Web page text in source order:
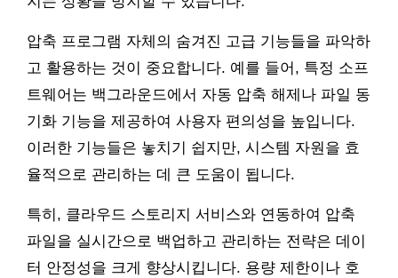
압축 프로그램 자체의 숨겨진 고급 기능들을 파악하
고 활용하는 것이 중요합니다. 예를 들어, 특정 소프
트웨어는 백그라운드에서 자동 압축 해제나 파일 동
기화 기능을 제공하여 사용자 편의성을 높입니다.
이러한 기능들은 놓치기 쉽지만, 시스템 자원을 효
율적으로 관리하는 데 큰 도움이 됩니다.
특히, 클라우드 스토리지 서비스와 연동하여 압축
파일을 실시간으로 백업하고 관리하는 전략은 데이
터 안정성을 크게 향상시킵니다. 용량 제한이나 호